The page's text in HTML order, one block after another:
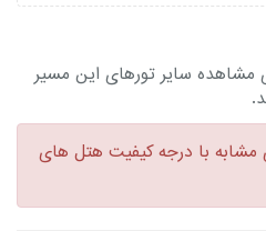
سایر تورهای این مسیر
مشابه با درجه کیفیت هتل های